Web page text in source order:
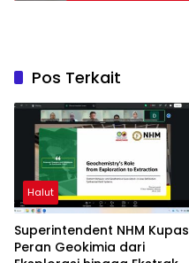
Pos Terkait
Halut
Superintendent NHM Kupas
Peran Geokimia dari